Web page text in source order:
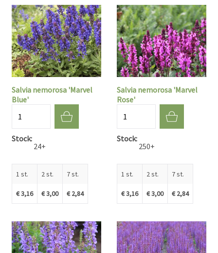
Salvia nemorosa 'Marvel
Blue'
Stock
24+
1 st.
€ 3,16
2 st.
€ 3,00
7 st.
€ 2,84
Salvia nemorosa 'Marvel
Rose'
Stock
250+
1 st.
€ 3,16
2 st.
€ 3,00
7 st.
€ 2,84